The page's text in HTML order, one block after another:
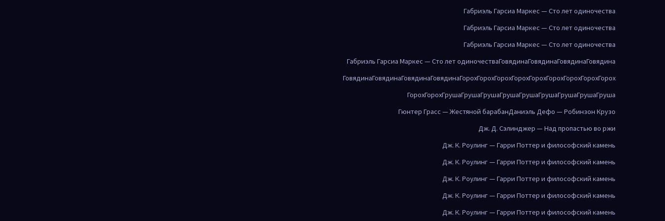
Габриэль Гарсиа Маркес — Сто лет одиночества
Габриэль Гарсиа Маркес — Сто лет одиночества
Габриэль Гарсиа Маркес — Сто лет одиночества
Габриэль Гарсиа Маркес — Сто лет одиночестваГовядинаГовядинаГовядинаГовядина
ГовядинаГовядинаГовядинаГовядинаГорохГорохГорохГорохГорохГорохГорохГорохГорох
ГорохГорохГрушаГрушаГрушаГрушаГрушаГрушаГрушаГрушаГруша
Гюнтер Грасс — Жестяной барабанДаниэль Дефо — Робинзон Крузо
Дж. Д. Сэлинджер — Над пропастью во ржи
Дж. К. Роулинг — Гарри Поттер и философский камень
Дж. К. Роулинг — Гарри Поттер и философский камень
Дж. К. Роулинг — Гарри Поттер и философский камень
Дж. К. Роулинг — Гарри Поттер и философский камень
Дж. К. Роулинг — Гарри Поттер и философский камень